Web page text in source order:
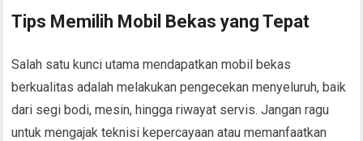
Tips Memilih Mobil Bekas yang Tepat
Salah satu kunci utama mendapatkan mobil bekas
berkualitas adalah melakukan pengecekan menyeluruh, baik
dari segi bodi, mesin, hingga riwayat servis. Jangan ragu
untuk mengajak teknisi kepercayaan atau memanfaatkan